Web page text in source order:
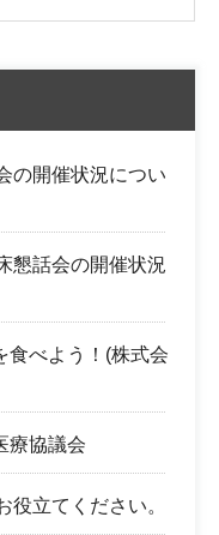
の開催状況につい
懇話会の開催状況
食べよう！(株式会
療協議会
役立てください。